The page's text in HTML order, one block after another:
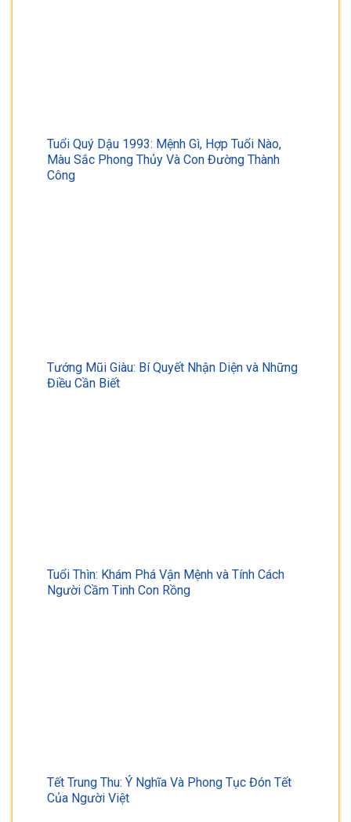
Tuổi Quý Dậu 1993: Mệnh Gì, Hợp Tuổi Nào,
Màu Sắc Phong Thủy Và Con Đường Thành
Công
Tướng Mũi Giàu: Bí Quyết Nhận Diện và Những
Điều Cần Biết
Tuổi Thìn: Khám Phá Vận Mệnh và Tính Cách
Người Cầm Tinh Con Rồng
Tết Trung Thu: Ý Nghĩa Và Phong Tục Đón Tết
Của Người Việt